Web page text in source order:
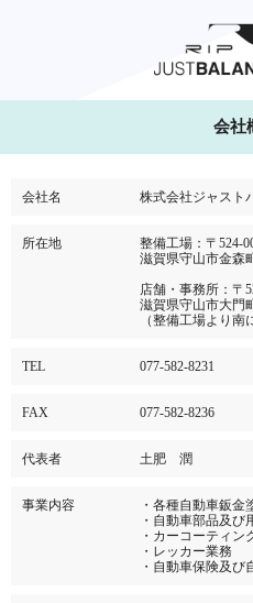
会社
会社名 株式会社ジャスト
所在地
整備工場：〒524-
滋賀県守山市金森
店舗・事務所：〒
滋賀県守山市大門
（整備工場より南
TEL 077-582-8231
FAX 077-582-8236
代表者 土肥 潤
事業内容
・各種自動車鈑
・自動車部品及び
・カーコーティン
・レッカー業務
・自動車保険及び